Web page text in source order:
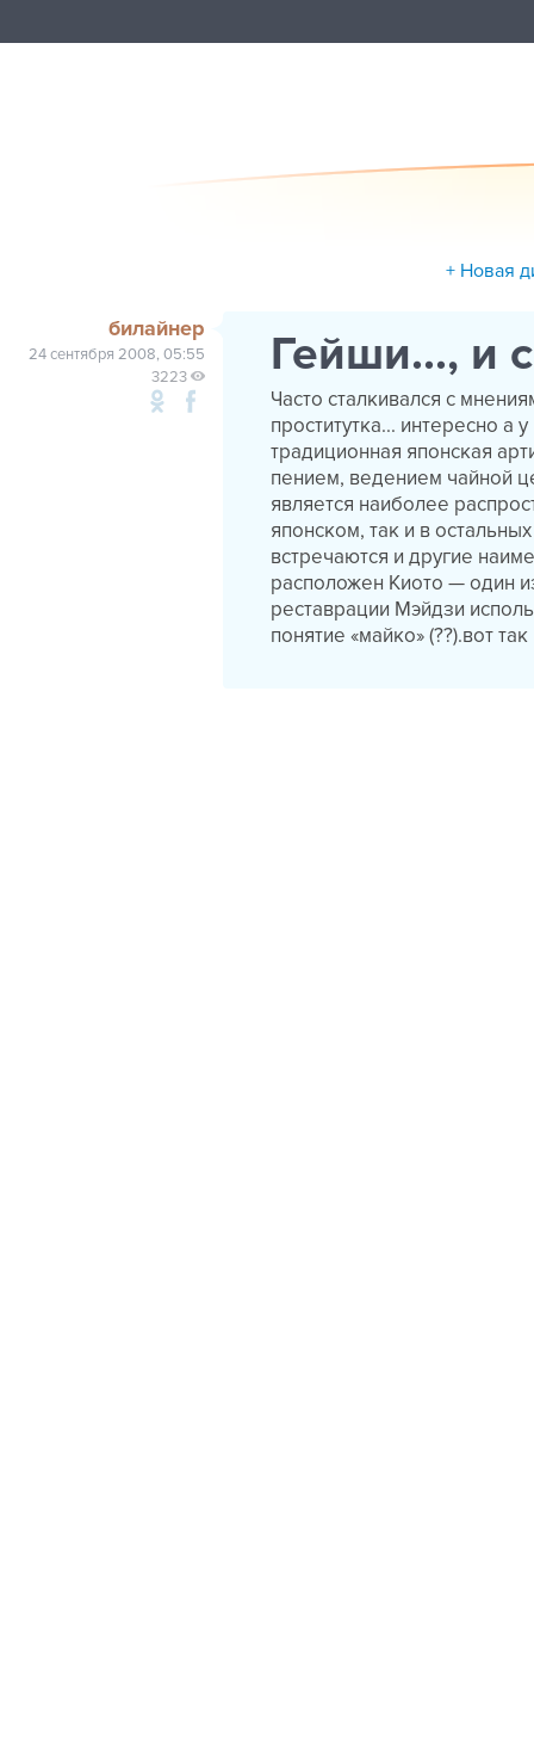
+ Новая
билайнер
24 сентября 2008, 05:55
3223
Гейши..., и
Часто сталкивался с
проститутка... интересно а
традиционная японская
пением, ведением чайной
является наиболее
японском, так и в
встречаются и другие
расположен Киото — один
реставрации Мэйдзи
понятие «майко» (??).вот так